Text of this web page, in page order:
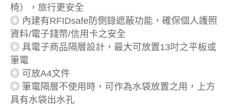
椅），旅行更安全
◎ 內建有RFIDsafe防側錄遮蔽功能，確保個人護照
資料/電子錢幣/信用卡之安全
◎ 具電子商品隔層設計，最大可放置13吋之平板或
筆電
◎ 可放A4文件
◎ 筆電隔層不使用時，可作為水袋放置之用，上方
具有水袋出水孔